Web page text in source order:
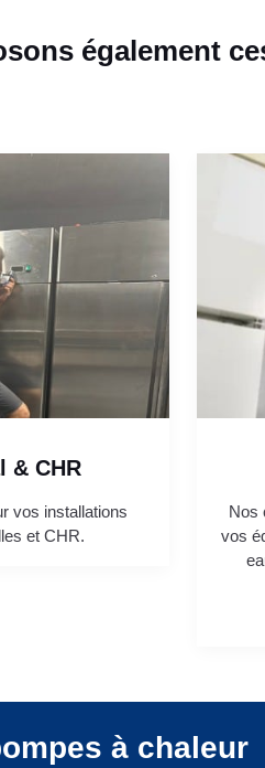
également
& CHR
vos installations
et CHR.
Nos
vos
à chaleur